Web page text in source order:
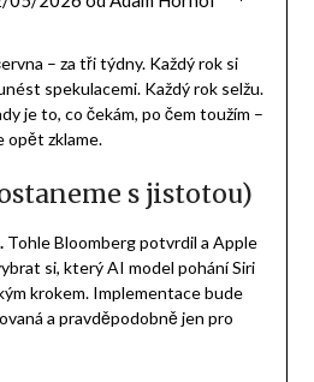
– za tři týdny. Každý rok si
spekulacemi. Každý rok selžu.
je to, co čekám, po čem toužím –
opět zklame.
s jistotou)
Tohle Bloomberg potvrdil a Apple
si, který AI model pohání Siri
krokem. Implementace bude
a pravděpodobně jen pro